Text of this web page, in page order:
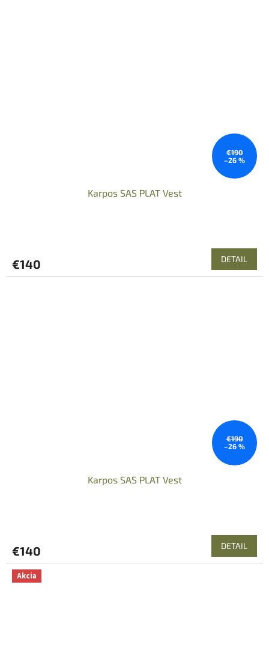
€190
–26 %
Karpos SAS PLAT Vest
€140 DETAIL
€190
–26 %
Karpos SAS PLAT Vest
€140 DETAIL
Akcia